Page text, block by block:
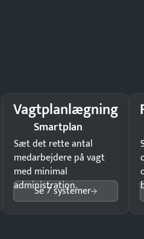
Vagtplanlægning
Smartplan
Sæt det rette antal
medarbejdere på vagt
med minimal
administration.
Se 7 systemer